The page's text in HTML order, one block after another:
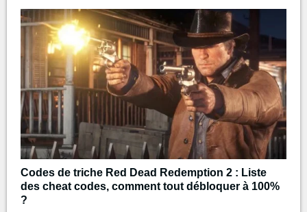
Codes de triche Red Dead Redemption 2 : Liste
des cheat codes, comment tout débloquer à 100%
?